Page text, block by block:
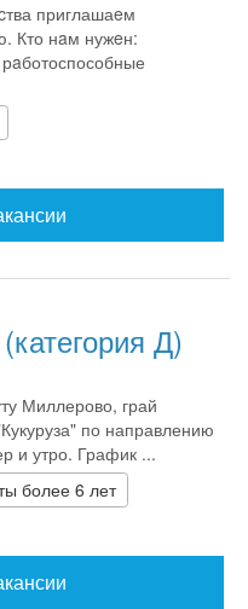
приглашаeм
Кто нaм нужeн:
Д)
Миллерово, грай
по направлению
и утро. График ...
более 6 лет